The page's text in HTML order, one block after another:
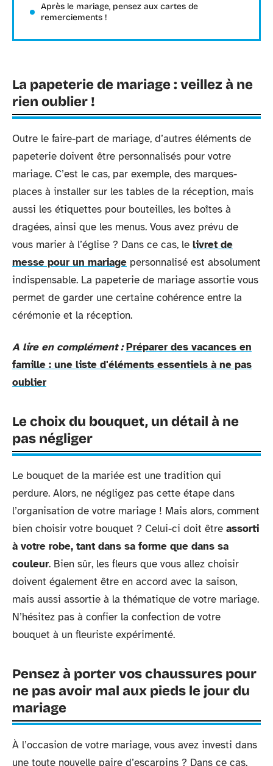
Après le mariage, pensez aux cartes de
remerciements !
La papeterie de mariage : veillez à ne
rien oublier !
Outre le faire-part de mariage, d’autres éléments de
papeterie doivent être personnalisés pour votre
mariage. C’est le cas, par exemple, des marques-
places à installer sur les tables de la réception, mais
aussi les étiquettes pour bouteilles, les boîtes à
dragées, ainsi que les menus. Vous avez prévu de
vous marier à l’église ? Dans ce cas, le livret de
messe pour un mariage personnalisé est absolument
indispensable. La papeterie de mariage assortie vous
permet de garder une certaine cohérence entre la
cérémonie et la réception.
A lire en complément : Préparer des vacances en
famille : une liste d'éléments essentiels à ne pas
oublier
Le choix du bouquet, un détail à ne
pas négliger
Le bouquet de la mariée est une tradition qui
perdure. Alors, ne négligez pas cette étape dans
l’organisation de votre mariage ! Mais alors, comment
bien choisir votre bouquet ? Celui-ci doit être assorti
à votre robe, tant dans sa forme que dans sa
couleur. Bien sûr, les fleurs que vous allez choisir
doivent également être en accord avec la saison,
mais aussi assortie à la thématique de votre mariage.
N’hésitez pas à confier la confection de votre
bouquet à un fleuriste expérimenté.
Pensez à porter vos chaussures pour
ne pas avoir mal aux pieds le jour du
mariage
À l’occasion de votre mariage, vous avez investi dans
une toute nouvelle paire d’escarpins ? Dans ce cas,